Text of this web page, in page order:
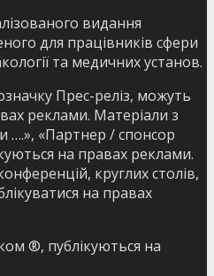
видання
для працівників сфери
та медичних установ.
Прес-реліз, можуть
реклами. Матеріали з
….», «Партнер / спонсор
на правах реклами.
круглих столів,
на правах
®, публікуються на